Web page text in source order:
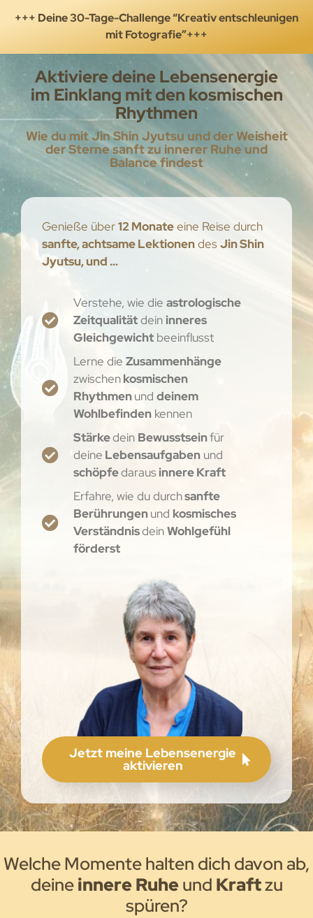
+++ Deine 30-Tage-Challenge “Kreativ entschleunigen
mit Fotografie”+++
Aktiviere deine Lebensenergie
im Einklang mit den kosmischen
Rhythmen
Wie du mit Jin Shin Jyutsu und der Weisheit
der Sterne sanft zu innerer Ruhe und
Balance findest
Genieße über12 Monateeine Reise durch
sanfte, achtsame LektionendesJin Shin
Jyutsu, und …
Verstehe, wie die astrologische
Zeitqualitätdein inneres
Gleichgewicht beeinflusst
Lerne die Zusammenhänge
zwischenkosmischen
Rhythmenund deinem
Wohlbefinden kennen
Stärkedein Bewusstseinfür
deine Lebensaufgaben und
schöpfedarausinnere Kraft
Erfahre, wie du durchsanfte
Berührungenund kosmisches
VerständnisdeinWohlgefühl
förderst
Jetzt meine Lebensenergie
aktivieren
Welche Momente halten dich davon ab,
deineinnere Ruheund Kraftzu
spüren?